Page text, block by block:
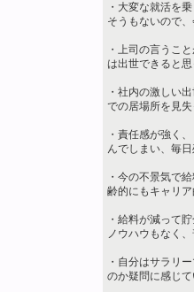
・大変な就活を
そうもないので
・上司の言うこ
は出世できると
・社内の激しい
での居場所を見
・責任感が強く
んでしまい、毎
・今の不景気で
齢的にもキャリ
・給料が減って
ノウハウもなく
・自分はサラリ
のか疑問に感じ